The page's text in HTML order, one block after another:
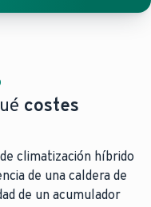
costes
climatización híbrido
de una caldera de
de un acumulador